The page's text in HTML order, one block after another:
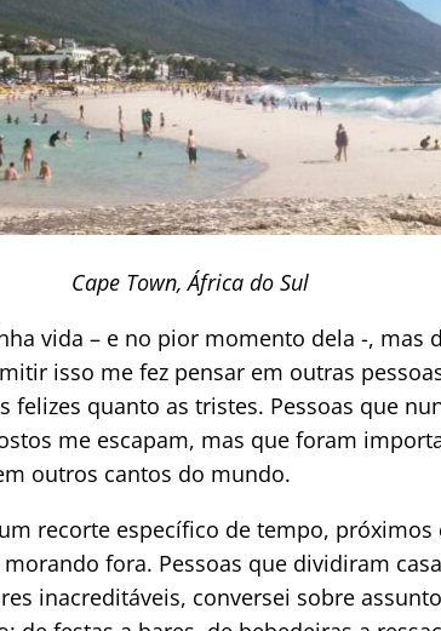
Cape Town, África do Sul
vida – e no pior momento dela -, mas
isso me fez pensar em outras
felizes quanto as tristes. Pessoas que
me escapam, mas que foram
outros cantos do mundo.
recorte específico de tempo,
fora. Pessoas que dividiram
inacreditáveis, conversei sobre